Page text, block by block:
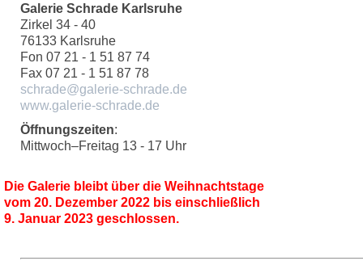
Galerie Schrade Karlsruhe
Zirkel 34 - 40
76133 Karlsruhe
Fon 07 21 - 1 51 87 74
Fax 07 21 - 1 51 87 78
schrade@galerie-schrade.de
www.galerie-schrade.de
Öffnungszeiten:
Mittwoch–Freitag 13 - 17 Uhr
Die Galerie bleibt über die Weihnachtstage
vom 20. Dezember 2022 bis einschließlich
9. Januar 2023 geschlossen.